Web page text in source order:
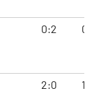
0:2 0:1
2:0 1:0